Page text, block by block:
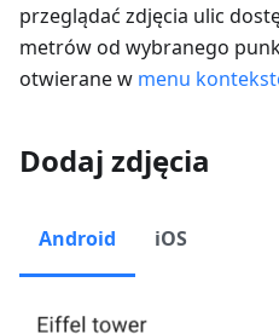
przeglądać zdjęcia ulic
metrów od wybranego
otwierane w menu
Dodaj zdjęcia
Android iOS